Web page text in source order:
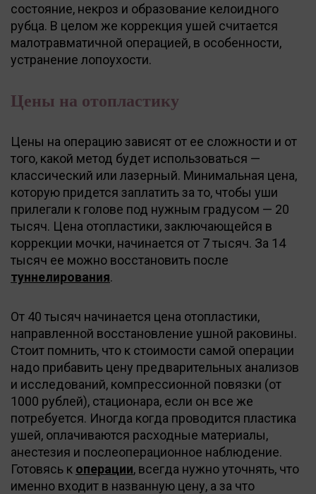
состояние, некроз и образование келоидного
рубца. В целом же коррекция ушей считается
малотравматичной операцией, в особенности,
устранение лопоухости.
Цены на отопластику
Цены на операцию зависят от ее сложности и от
того, какой метод будет использоваться —
классический или лазерный. Минимальная цена,
которую придется заплатить за то, чтобы уши
прилегали к голове под нужным градусом — 20
тысяч. Цена отопластики, заключающейся в
коррекции мочки, начинается от 7 тысяч. За 14
тысяч ее можно восстановить после
туннелирования.
От 40 тысяч начинается цена отопластики,
направленной восстановление ушной раковины.
Стоит помнить, что к стоимости самой операции
надо прибавить цену предварительных анализов
и исследований, компрессионной повязки (от
1000 рублей), стационара, если он все же
потребуется. Иногда когда проводится пластика
ушей, оплачиваются расходные материалы,
анестезия и послеоперационное наблюдение.
Готовясь к операции, всегда нужно уточнять, что
именно входит в названную цену, а за что